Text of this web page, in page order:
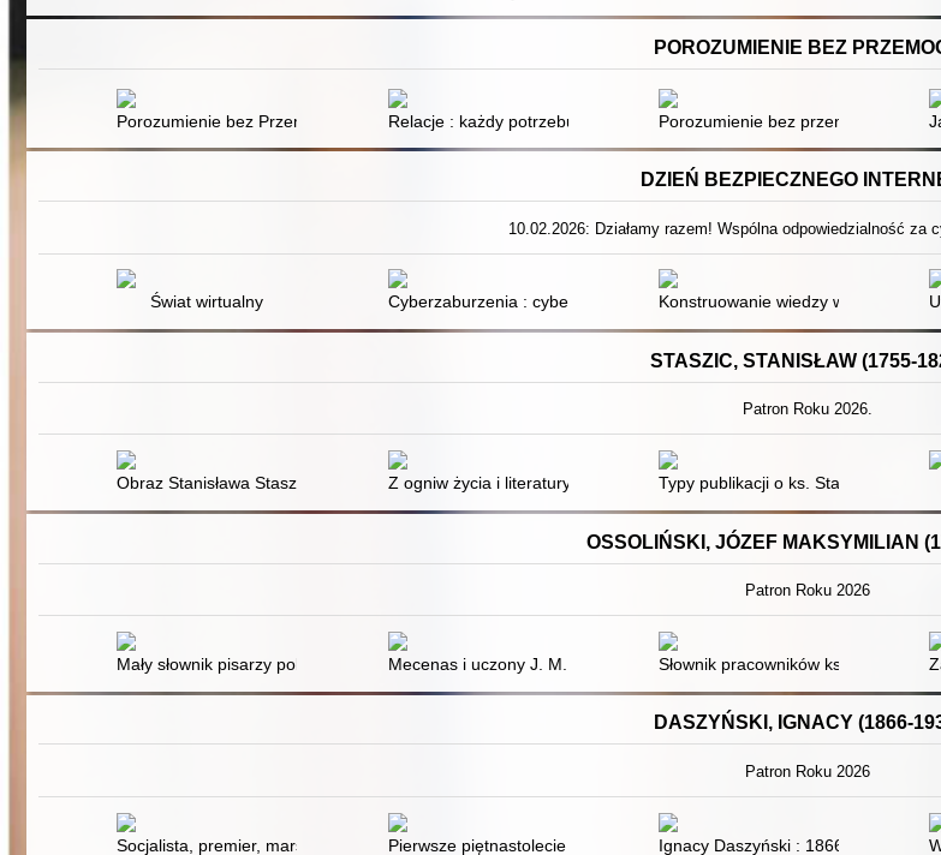
POROZUMIENIE BEZ
Porozumienie bez Przemocy w szkoleRelacje : każdy potrzebuje więzi, żeby przetrwaćPorozumienie bez przemocy :
DZIEŃ BEZPIECZNEGO
10.02.2026: Działamy razem! Wspólna odpowiedzialność za
Świat wirtualny Cyberzaburzenia : cyberuzależnieniaKonstruowanie wiedzy w pisemnych
STASZIC, STANISŁAW (1755-
Patron Roku 2026.
Obraz Stanisława Staszica w czasopismach z lat 1995-2004
Z ogniw życia i literatury : rozprawy Typy publikacji o ks. Stanisławie
OSSOLIŃSKI, JÓZEF MAKSYMILIAN
Patron Roku 2026
Mały słownik pisarzy polskich. Cz. 1 Mecenas i uczony J. M. Ossoliński i jego działalność historycznoliteracka
Słownik pracowników książki polskiej
DASZYŃSKI, IGNACY (1866-
Patron Roku 2026
Socjalista, premier, marszałek Sejmu RP : Ignacy Daszyński (1866-1936)
Pierwsze piętnastolecie Polski niepodległej : zarys dziejów politycznych
Ignacy Daszyński : 1866-1936